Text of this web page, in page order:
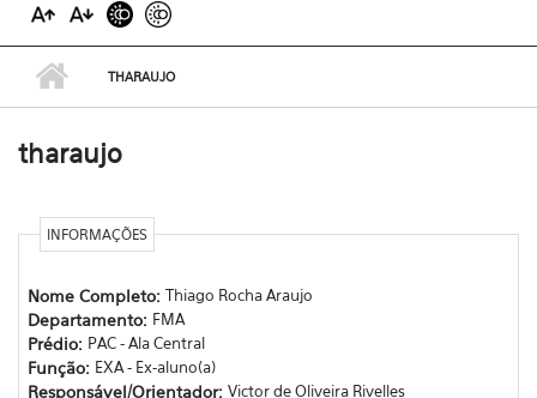
THARAUJO
tharaujo
INFORMAÇÕES
Nome Completo: Thiago Rocha Araujo
Departamento: FMA
Prédio: PAC - Ala Central
Função: EXA - Ex-aluno(a)
Responsável/Orientador: Victor de Oliveira Rivelles